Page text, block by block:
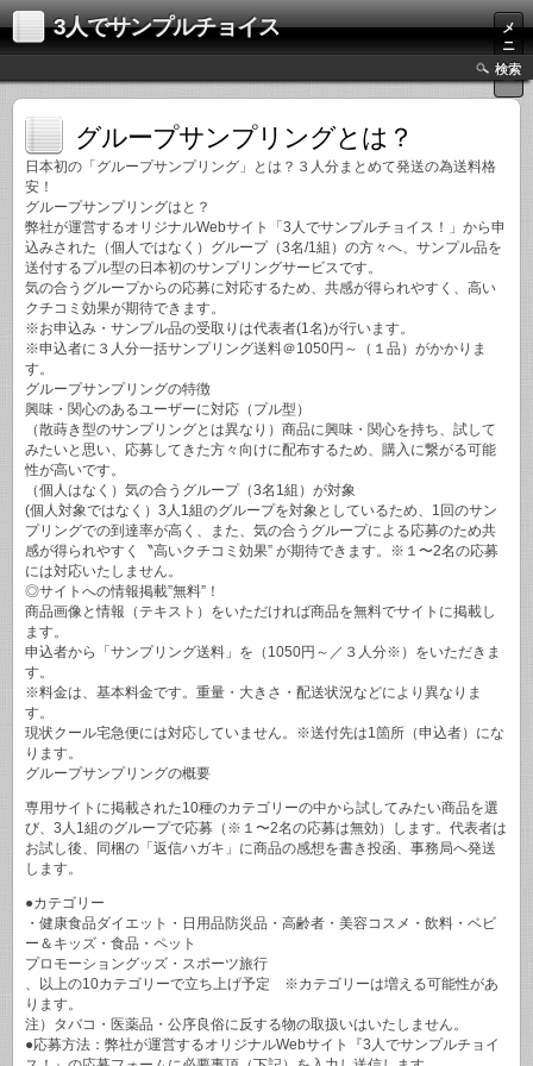
3人でサンプルチョイス
メ
ニ
ュ
ー
検索
グループサンプリングとは？
日本初の「グループサンプリング」とは？３人分まとめて発送の為送料格
安！
グループサンプリングはと？
弊社が運営するオリジナルWebサイト「3人でサンプルチョイス！」から申
込みされた（個人ではなく）グループ（3名/1組）の方々へ、サンプル品を
送付するプル型の日本初のサンプリングサービスです。
気の合うグループからの応募に対応するため、共感が得られやすく、高い
クチコミ効果が期待できます。
※お申込み・サンプル品の受取りは代表者(1名)が行います。
※申込者に３人分一括サンプリング送料＠1050円～（１品）がかかりま
す。
グループサンプリングの特徴
興味・関心のあるユーザーに対応（プル型）
（散蒔き型のサンプリングとは異なり）商品に興味・関心を持ち、試して
みたいと思い、応募してきた方々向けに配布するため、購入に繋がる可能
性が高いです。
（個人はなく）気の合うグループ（3名1組）が対象
(個人対象ではなく）3人1組のグループを対象としているため、1回のサン
プリングでの到達率が高く、また、気の合うグループによる応募のため共
感が得られやすく〝高いクチコミ効果” が期待できます。※１〜2名の応募
には対応いたしません。
◎サイトへの情報掲載”無料”！
商品画像と情報（テキスト）をいただければ商品を無料でサイトに掲載し
ます。
申込者から「サンプリング送料」を（1050円～／３人分※）をいただきま
す。
※料金は、基本料金です。重量・大きさ・配送状況などにより異なりま
す。
現状クール宅急便には対応していません。※送付先は1箇所（申込者）にな
ります。
グループサンプリングの概要
専用サイトに掲載された10種のカテゴリーの中から試してみたい商品を選
び、3人1組のグループで応募（※１〜2名の応募は無効）します。代表者は
お試し後、同梱の「返信ハガキ」に商品の感想を書き投函、事務局へ発送
します。
●カテゴリー
・健康食品ダイエット・日用品防災品・高齢者・美容コスメ・飲料・ベビ
ー＆キッズ・食品・ペット
プロモーショングッズ・スポーツ旅行
、以上の10カテゴリーで立ち上げ予定 ※カテゴリーは増える可能性があ
ります。
注）タバコ・医薬品・公序良俗に反する物の取扱いはいたしません。
●応募方法：弊社が運営するオリジナルWebサイト『3人でサンプルチョイ